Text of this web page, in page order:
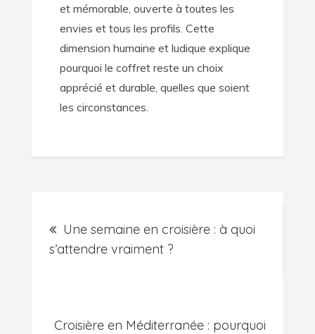
et mémorable, ouverte à toutes les
envies et tous les profils. Cette
dimension humaine et ludique explique
pourquoi le coffret reste un choix
apprécié et durable, quelles que soient
les circonstances.
deUne semaine en croisière : à quoi
s’attendre vraiment ?
Croisière en Méditerranée : pourquoi